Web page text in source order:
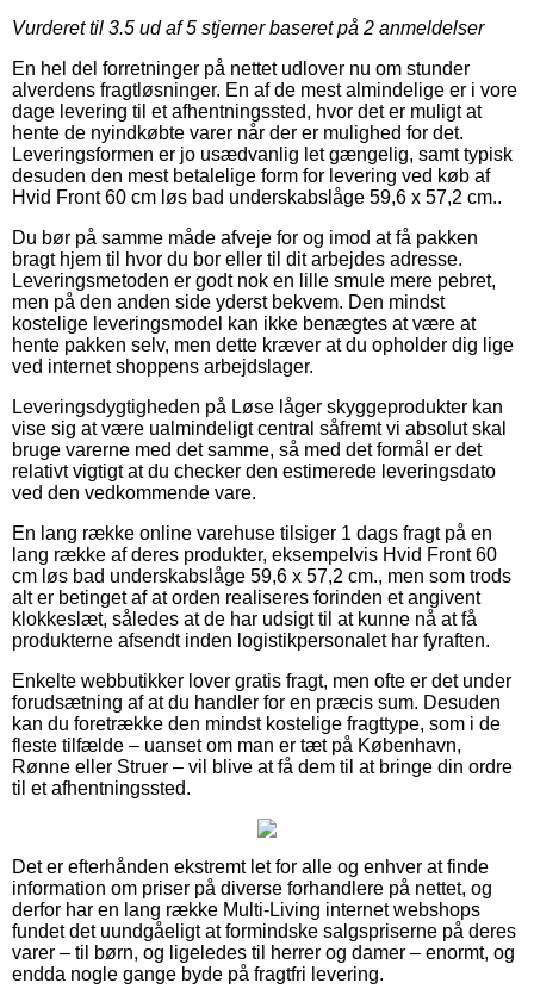
Vurderet til 3.5 ud af 5 stjerner baseret på 2 anmeldelser
En hel del forretninger på nettet udlover nu om stunder
alverdens fragtløsninger. En af de mest almindelige er i vore
dage levering til et afhentningssted, hvor det er muligt at
hente de nyindkøbte varer når der er mulighed for det.
Leveringsformen er jo usædvanlig let gængelig, samt typisk
desuden den mest betalelige form for levering ved køb af
Hvid Front 60 cm løs bad underskabslåge 59,6 x 57,2 cm..
Du bør på samme måde afveje for og imod at få pakken
bragt hjem til hvor du bor eller til dit arbejdes adresse.
Leveringsmetoden er godt nok en lille smule mere pebret,
men på den anden side yderst bekvem. Den mindst
kostelige leveringsmodel kan ikke benægtes at være at
hente pakken selv, men dette kræver at du opholder dig lige
ved internet shoppens arbejdslager.
Leveringsdygtigheden på Løse låger skyggeprodukter kan
vise sig at være ualmindeligt central såfremt vi absolut skal
bruge varerne med det samme, så med det formål er det
relativt vigtigt at du checker den estimerede leveringsdato
ved den vedkommende vare.
En lang række online varehuse tilsiger 1 dags fragt på en
lang række af deres produkter, eksempelvis Hvid Front 60
cm løs bad underskabslåge 59,6 x 57,2 cm., men som trods
alt er betinget af at orden realiseres forinden et angivent
klokkeslæt, således at de har udsigt til at kunne nå at få
produkterne afsendt inden logistikpersonalet har fyraften.
Enkelte webbutikker lover gratis fragt, men ofte er det under
forudsætning af at du handler for en præcis sum. Desuden
kan du foretrække den mindst kostelige fragttype, som i de
fleste tilfælde – uanset om man er tæt på København,
Rønne eller Struer – vil blive at få dem til at bringe din ordre
til et afhentningssted.
Det er efterhånden ekstremt let for alle og enhver at finde
information om priser på diverse forhandlere på nettet, og
derfor har en lang række Multi-Living internet webshops
fundet det uundgåeligt at formindske salgspriserne på deres
varer – til børn, og ligeledes til herrer og damer – enormt, og
endda nogle gange byde på fragtfri levering.